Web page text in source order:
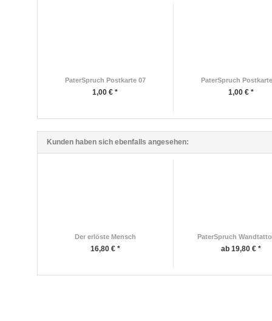
PaterSpruch Postkarte 07
1,00 € *
PaterSpruch
1,00 € *
Kunden haben sich ebenfalls angesehen:
Der erlöste Mensch
16,80 € *
PaterSpruch
ab 19,80 € *